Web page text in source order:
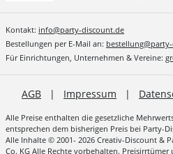
Kontakt: info@party-discount.de
Bestellungen per E-Mail an:
Für Einrichtungen, Unternehmen & Vereine:
AGB | Impressum |
Alle Preise enthalten die gesetzliche
entsprechen dem bisherigen Preis bei Party-
Alle Inhalte © 2001- 2026 Creativ-Discount &
Co. KG Alle Rechte vorbehalten.